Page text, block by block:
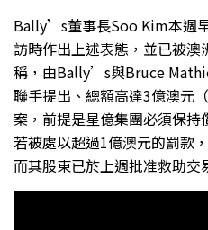
Bally’s董事長Soo Kim本週
訪時作出上述表態，並已被
稱，由Bally’s與Bruce
聯手提出、總額高達3億澳元
案，前提是星億集團必須保持
若被處以超過1億澳元的罰款
而其股東已於上週批准救助交